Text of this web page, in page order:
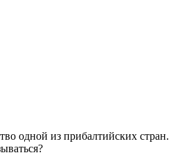
одной из прибалтийских стран.